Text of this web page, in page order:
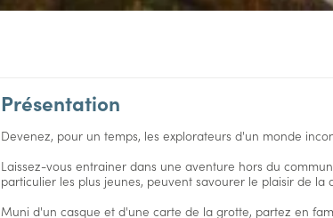
Présentation
Devenez, pour un temps, les explorateurs d'un monde
Laissez-vous entrainer dans une aventure hors du
particulier les plus jeunes, peuvent savourer le plaisir de la
Muni d'un casque et d'une carte de la grotte, partez en